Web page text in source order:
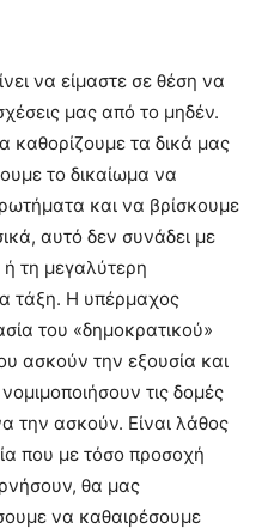
να είμαστε σε θέση να
μας από το μηδέν.
καθορίζουμε τα δικά μας
το δικαίωμα να
και να βρίσκουμε
αυτό δεν συνάδει με
τη μεγαλύτερη
τάξη. Η υπέρμαχος
του «δημοκρατικού»
ασκούν την εξουσία και
τις δομές
την ασκούν. Είναι λάθος
που με τόσο προσοχή
θα μας
να καθαιρέσουμε